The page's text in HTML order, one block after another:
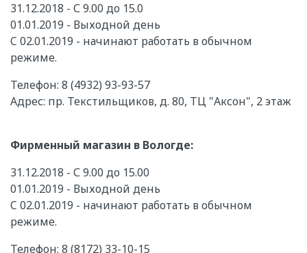
31.12.2018 - С 9.00 до 15.0
01.01.2019 - Выходной день
C 02.01.2019 - начинают работать в обычном
режиме.
Телефон: 8 (4932) 93-93-57
Адрес: пр. Текстильщиков, д. 80, ТЦ "Аксон", 2 этаж
Фирменный магазин в Вологде:
31.12.2018 - С 9.00 до 15.00
01.01.2019 - Выходной день
C 02.01.2019 - начинают работать в обычном
режиме.
Телефон: 8 (8172) 33-10-15